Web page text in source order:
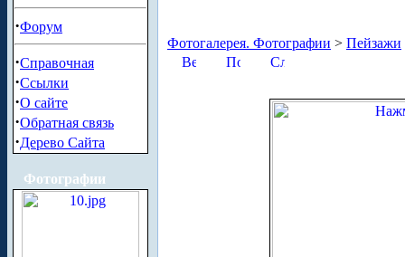
·Форум
·Справочная
·Ссылки
·О сайте
·Обратная связь
·Дерево Сайта
Фотографии
Фотогалерея. Фотографии > Пейзажи